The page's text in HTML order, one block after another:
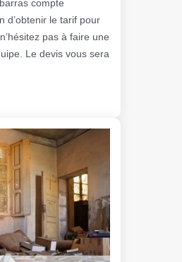
compte
d’obtenir le tarif pour
pas à faire une
Le devis vous sera